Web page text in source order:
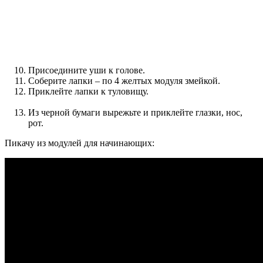
Присоедините уши к голове.
Соберите лапки – по 4 желтых модуля змейкой.
Приклейте лапки к туловищу.
Из черной бумаги вырежьте и приклейте глазки, нос,
рот.
Пикачу из модулей для начинающих: